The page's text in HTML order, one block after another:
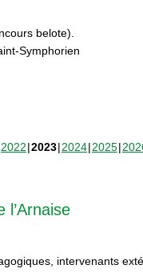
belote).
Symphorien
2022 2023 2024 2025
l’Arnaise
intervenants